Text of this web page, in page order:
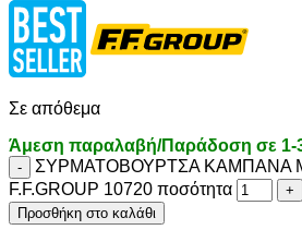
Σε απόθεμα
Άμεση παραλαβή/Παράδοση σε 1-
ΣΥΡΜΑΤΟΒΟΥΡΤΣΑ ΚΑΜΠΑΝΑ
F.F.GROUP 10720 ποσότητα
Προσθήκη στο καλάθι